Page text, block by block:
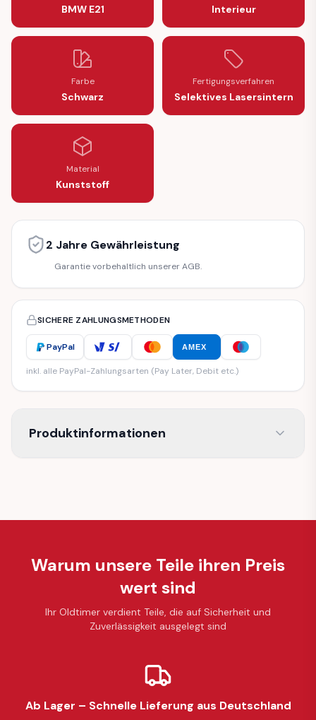
BMW E21 Interieur
Farbe
Schwarz
Fertigungsverfahren
Selektives Lasersintern
Material
Kunststoff
2 Jahre Gewährleistung
Garantie vorbehaltlich unserer AGB.
SICHERE ZAHLUNGSMETHODEN
PayPal AMEX
inkl. alle PayPal-Zahlungsarten (Pay Later, Debit etc.)
Produktinformationen
Warum unsere Teile ihren Preis
wert sind
Ihr Oldtimer verdient Teile, die auf Sicherheit und
Zuverlässigkeit ausgelegt sind
Ab Lager – Schnelle Lieferung aus Deutschland